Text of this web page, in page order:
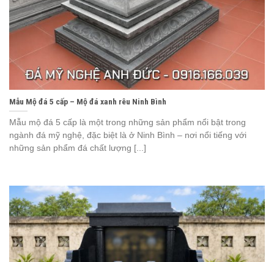
Mẫu Mộ đá 5 cấp – Mộ đá xanh rêu Ninh Bình
Mẫu mộ đá 5 cấp là một trong những sản phẩm nổi bật trong
ngành đá mỹ nghệ, đặc biệt là ở Ninh Bình – nơi nổi tiếng với
những sản phẩm đá chất lượng [...]